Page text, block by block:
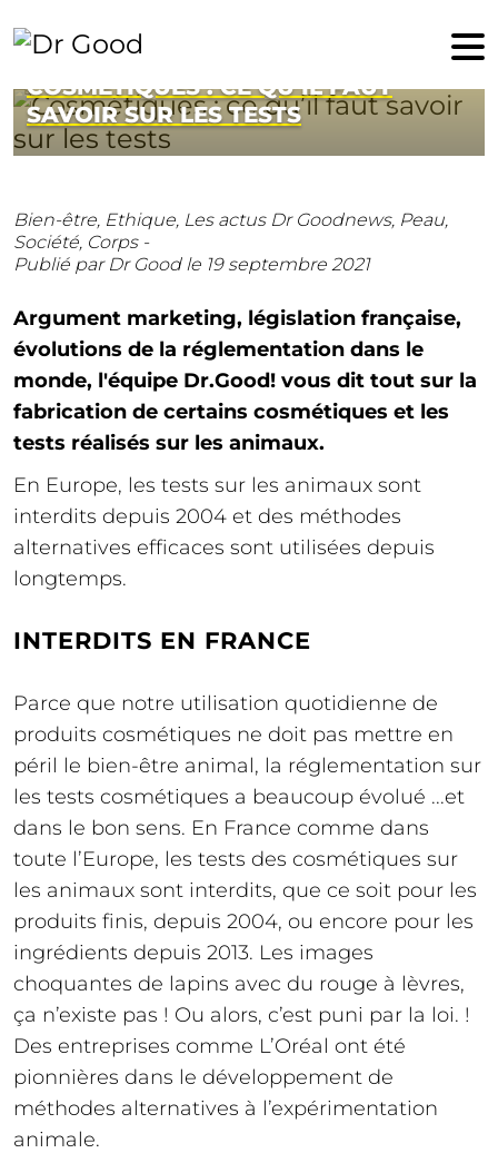
19 septembre 2021
COSMÉTIQUES : CE QU’IL FAUT
SAVOIR SUR LES TESTS
Bien-être, Ethique, Les actus Dr Goodnews, Peau,
Société, Corps -
Publié par Dr Good le 19 septembre 2021
Argument marketing, législation française,
évolutions de la réglementation dans le
monde, l'équipe Dr.Good! vous dit tout sur la
fabrication de certains cosmétiques et les
tests réalisés sur les animaux.
En Europe, les tests sur les animaux sont
interdits depuis 2004 et des méthodes
alternatives efficaces sont utilisées depuis
longtemps.
INTERDITS EN FRANCE
Parce que notre utilisation quotidienne de
produits cosmétiques ne doit pas mettre en
péril le bien-être animal, la réglementation sur
les tests cosmétiques a beaucoup évolué ...et
dans le bon sens. En France comme dans
toute l’Europe, les tests des cosmétiques sur
les animaux sont interdits, que ce soit pour les
produits finis, depuis 2004, ou encore pour les
ingrédients depuis 2013. Les images
choquantes de lapins avec du rouge à lèvres,
ça n’existe pas ! Ou alors, c’est puni par la loi. !
Des entreprises comme L’Oréal ont été
pionnières dans le développement de
méthodes alternatives à l’expérimentation
animale.